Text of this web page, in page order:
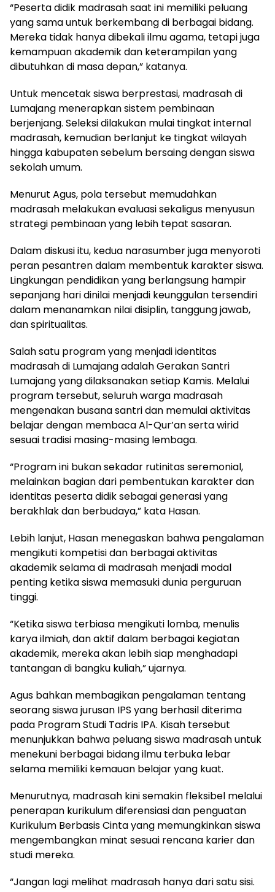
“Peserta didik madrasah saat ini memiliki peluang
yang sama untuk berkembang di berbagai bidang.
Mereka tidak hanya dibekali ilmu agama, tetapi juga
kemampuan akademik dan keterampilan yang
dibutuhkan di masa depan,” katanya.
Untuk mencetak siswa berprestasi, madrasah di
Lumajang menerapkan sistem pembinaan
berjenjang. Seleksi dilakukan mulai tingkat internal
madrasah, kemudian berlanjut ke tingkat wilayah
hingga kabupaten sebelum bersaing dengan siswa
sekolah umum.
Menurut Agus, pola tersebut memudahkan
madrasah melakukan evaluasi sekaligus menyusun
strategi pembinaan yang lebih tepat sasaran.
Dalam diskusi itu, kedua narasumber juga menyoroti
peran pesantren dalam membentuk karakter siswa.
Lingkungan pendidikan yang berlangsung hampir
sepanjang hari dinilai menjadi keunggulan tersendiri
dalam menanamkan nilai disiplin, tanggung jawab,
dan spiritualitas.
Salah satu program yang menjadi identitas
madrasah di Lumajang adalah Gerakan Santri
Lumajang yang dilaksanakan setiap Kamis. Melalui
program tersebut, seluruh warga madrasah
mengenakan busana santri dan memulai aktivitas
belajar dengan membaca Al-Qur’an serta wirid
sesuai tradisi masing-masing lembaga.
“Program ini bukan sekadar rutinitas seremonial,
melainkan bagian dari pembentukan karakter dan
identitas peserta didik sebagai generasi yang
berakhlak dan berbudaya,” kata Hasan.
Lebih lanjut, Hasan menegaskan bahwa pengalaman
mengikuti kompetisi dan berbagai aktivitas
akademik selama di madrasah menjadi modal
penting ketika siswa memasuki dunia perguruan
tinggi.
“Ketika siswa terbiasa mengikuti lomba, menulis
karya ilmiah, dan aktif dalam berbagai kegiatan
akademik, mereka akan lebih siap menghadapi
tantangan di bangku kuliah,” ujarnya.
Agus bahkan membagikan pengalaman tentang
seorang siswa jurusan IPS yang berhasil diterima
pada Program Studi Tadris IPA. Kisah tersebut
menunjukkan bahwa peluang siswa madrasah untuk
menekuni berbagai bidang ilmu terbuka lebar
selama memiliki kemauan belajar yang kuat.
Menurutnya, madrasah kini semakin fleksibel melalui
penerapan kurikulum diferensiasi dan penguatan
Kurikulum Berbasis Cinta yang memungkinkan siswa
mengembangkan minat sesuai rencana karier dan
studi mereka.
“Jangan lagi melihat madrasah hanya dari satu sisi.